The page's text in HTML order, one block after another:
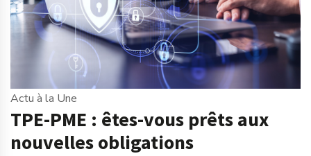
Actu à la Une
TPE-PME : êtes-vous prêts aux
nouvelles obligations